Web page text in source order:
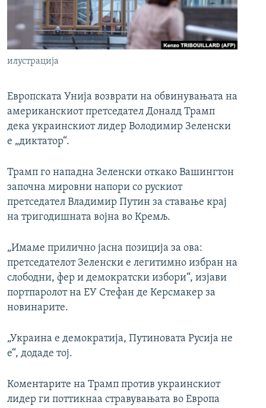
РСЕ веб страници
илустрација
Европската Унија возврати на обвинувањата на
американскиот претседател Доналд Трамп
дека украинскиот лидер Володимир Зеленски
е „диктатор“.
Трамп го нападна Зеленски откако Вашингтон
започна мировни напори со рускиот
претседател Владимир Путин за ставање крај
на тригодишната војна во Кремљ.
„Имаме прилично јасна позиција за ова:
претседателот Зеленски е легитимно избран на
слободни, фер и демократски избори“, изјави
портпаролот на ЕУ Стефан де Керсмакер за
новинарите.
„Украина е демократија, Путиновата Русија не
е“, додаде тој.
Коментарите на Трамп против украинскиот
лидер ги поттикнаа стравувањата во Европа